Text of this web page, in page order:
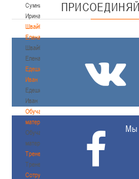
Сумникова
Ирина
Швайбович
Елена
Швайбович
Елена
Едешко
Иван
Едешко
Иван
Обучающие
материалы
Обучающие
материалы
Тренерам
Тренерам
Сотрудничество
Мы